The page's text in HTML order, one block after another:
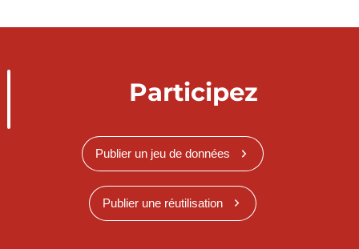
Participez
Publier un jeu de données
Publier une réutilisation